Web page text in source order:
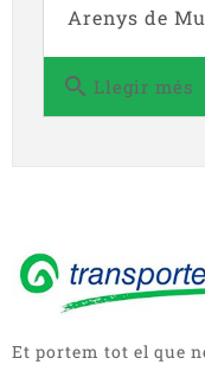
Arenys de
search Llegir més
Et portem tot el que